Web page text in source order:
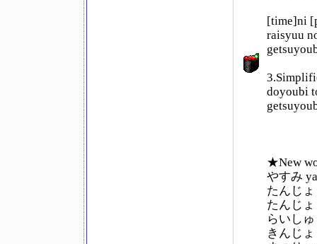
[time]ni
raisyuu
doyoubi
★New
やすみ
たんじ
たんじ
らいし
きんじ